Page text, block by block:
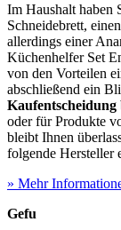
Im Haushalt haben
Schneidebrett,
allerdings einer
Küchenhelfer Set
von den Vorteilen
abschließend ein
Kaufentscheidung
oder für Produkte
bleibt Ihnen
folgende Hersteller
» Mehr
Gefu